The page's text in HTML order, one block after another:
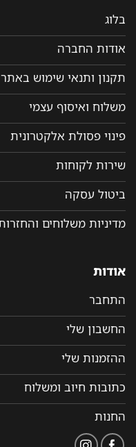
בלוג
אודות החברה
תקנון ותנאי שימוש באתר
משלוח ואיסוף עצמי
פינוי פסולת אלקטרונית
שירות לקוחות
ביטול עסקה
מדיניות משלוחים והחזרות
אודות
התחבר
החשבון שלי
ההזמנות שלי
כתובות חיוב ומשלוח
החנות